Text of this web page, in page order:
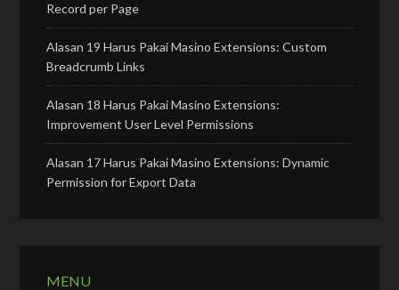
Record per Page
Alasan 19 Harus Pakai Masino Extensions: Custom
Breadcrumb Links
Alasan 18 Harus Pakai Masino Extensions:
Improvement User Level Permissions
Alasan 17 Harus Pakai Masino Extensions: Dynamic
Permission for Export Data
MENU